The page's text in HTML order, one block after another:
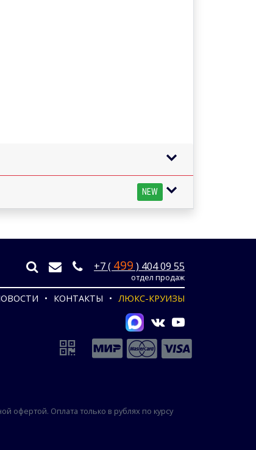
NEW
+7 ( 499 ) 404 09 55
отдел продаж
КОНТАКТЫ ЛЮКС-КРУИЗЫ
офертой. Оплата только в рублях по курсу